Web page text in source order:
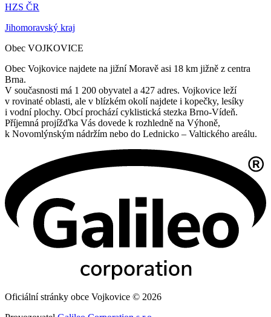
HZS ČR
Jihomoravský kraj
Obec VOJKOVICE
Obec Vojkovice najdete na jižní Moravě asi 18 km jižně z centra
Brna.
V současnosti má 1 200 obyvatel a 427 adres. Vojkovice leží
v rovinaté oblasti, ale v blízkém okolí najdete i kopečky, lesíky
i vodní plochy. Obcí prochází cyklistická stezka Brno-Vídeň.
Příjemná projížďka Vás dovede k rozhledně na Výhoně,
k Novomlýnským nádržím nebo do Lednicko – Valtického areálu.
Oficiální stránky obce Vojkovice © 2026